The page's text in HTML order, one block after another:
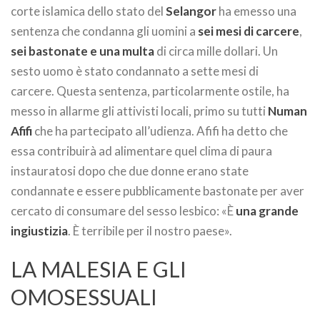
corte islamica dello stato delSelangorha emesso una
sentenza che condanna gli uomini a sei mesi di carcere,
sei bastonate e una multadi circa mille dollari. Un
sesto uomo è stato condannato a sette mesi di
carcere. Questa sentenza, particolarmente ostile, ha
messo in allarme gli attivisti locali, primo su tutti Numan
Afifiche ha partecipato all’udienza. Afifi ha detto che
essa contribuirà ad alimentare quel clima di paura
instauratosi dopo che due donne erano state
condannate e essere pubblicamente bastonate per aver
cercato di consumare del sesso lesbico: «Èuna grande
ingiustizia. È terribile per il nostro paese».
LA MALESIA E GLI
OMOSESSUALI